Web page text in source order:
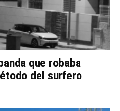
que robaba
del surfero